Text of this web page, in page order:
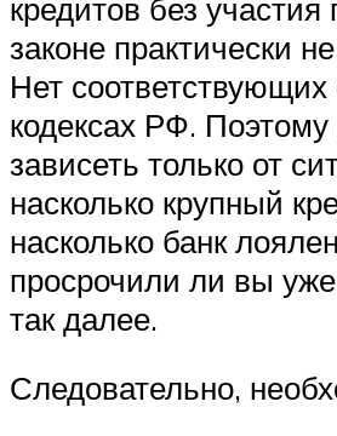
кредитов без участия
законе практически
Нет соответствующих
кодексах РФ. Поэтому
зависеть только от
насколько крупный
насколько банк
просрочили ли вы
так далее.
Следовательно,